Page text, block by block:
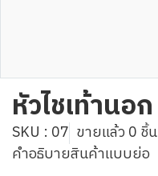
หัวไชเท้านอก
SKU : 07 ขายแล้ว 0 ชิ้น
คำอธิบายสินค้าแบบย่อ